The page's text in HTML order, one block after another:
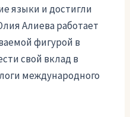
языки и достигли
Алиева работает
фигурой в
свой вклад в
международного